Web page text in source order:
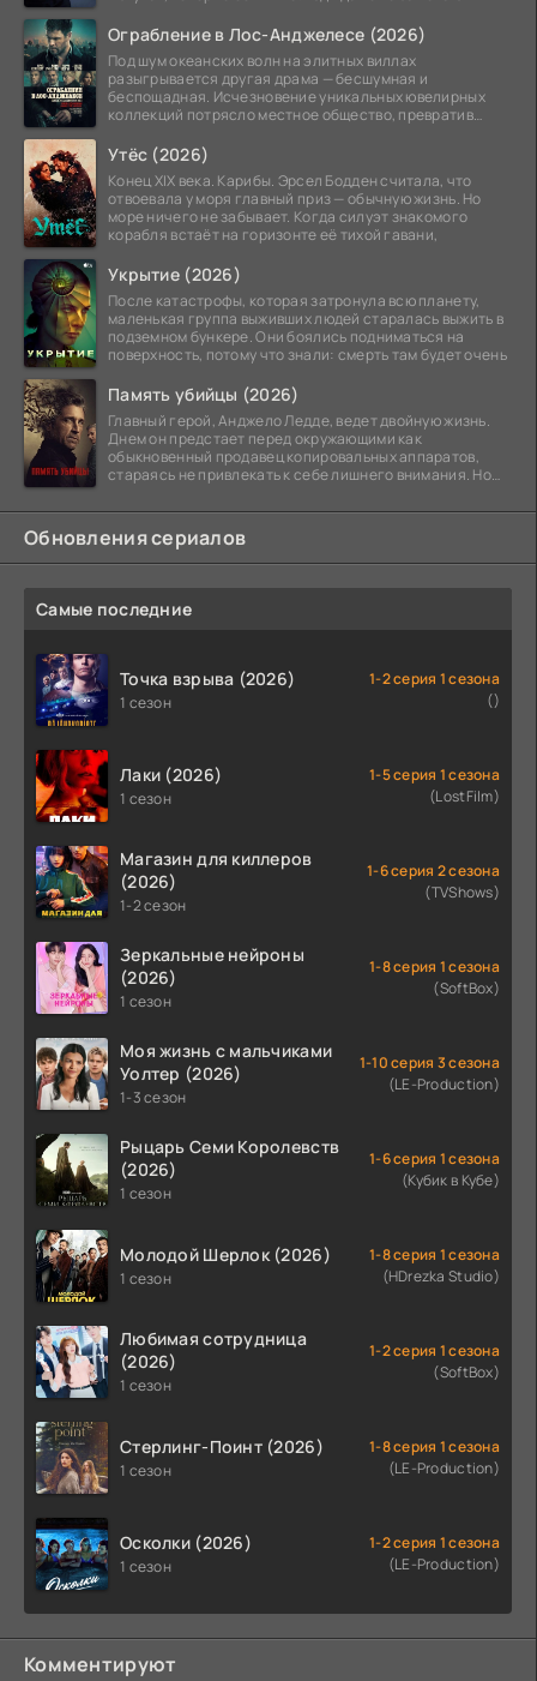
Ограбление в Лос-Анджелесе (2026)
Под шум океанских волн на элитных виллах
разыгрывается другая драма — бесшумная и
беспощадная. Исчезновение уникальных ювелирных
коллекций потрясло местное общество, превратив
Утёс (2026)
Конец XIX века. Карибы. Эрсел Бодден считала, что
отвоевала у моря главный приз — обычную жизнь. Но
море ничего не забывает. Когда силуэт знакомого
корабля встаёт на горизонте её тихой гавани,
Укрытие (2026)
После катастрофы, которая затронула всю планету,
маленькая группа выживших людей старалась выжить в
подземном бункере. Они боялись подниматься на
поверхность, потому что знали: смерть там будет очень
Память убийцы (2026)
Главный герой, Анджело Ледде, ведет двойную жизнь.
Днем он предстает перед окружающими как
обыкновенный продавец копировальных аппаратов,
стараясь не привлекать к себе лишнего внимания. Но
Обновления сериалов
Самые последние
Точка взрыва (2026)
1 сезон
1-2 серия 1 сезона
()
Лаки (2026)
1 сезон
1-5 серия 1 сезона
(LostFilm)
Магазин для киллеров
(2026)
1-2 сезон
1-6 серия 2 сезона
(TVShows)
Зеркальные нейроны
(2026)
1 сезон
1-8 серия 1 сезона
(SoftBox)
Моя жизнь с мальчиками
Уолтер (2026)
1-3 сезон
1-10 серия 3 сезона
(LE-Production)
Рыцарь Семи Королевств
(2026)
1 сезон
1-6 серия 1 сезона
(Кубик в Кубе)
Молодой Шерлок (2026)
1 сезон
1-8 серия 1 сезона
(HDrezka Studio)
Любимая сотрудница
(2026)
1 сезон
1-2 серия 1 сезона
(SoftBox)
Стерлинг-Поинт (2026)
1 сезон
1-8 серия 1 сезона
(LE-Production)
Осколки (2026)
1 сезон
1-2 серия 1 сезона
(LE-Production)
Комментируют